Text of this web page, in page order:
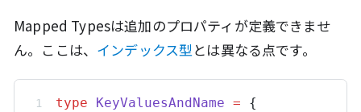
Mapped Typesは追加のプロパティが定義できませ
ん。ここは、 インデックス型 とは異なる点です。
type KeyValuesAndName = {